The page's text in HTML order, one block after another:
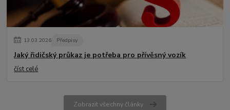
13.03.2026 Předpisy
Jaký řidičský průkaz je potřeba pro přívěsný vozík
číst celé
Zobrazit všechny články